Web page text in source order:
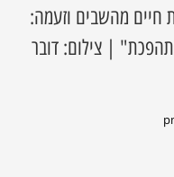
חיים מהשבים וזעמה:
| צילום: דובר